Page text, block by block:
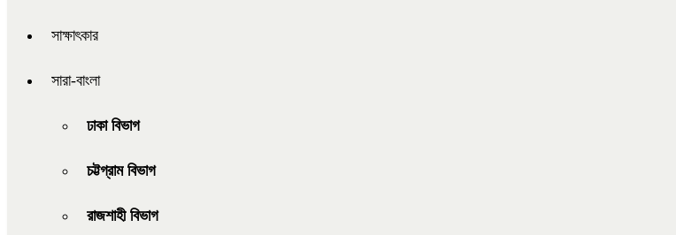
সাক্ষাৎকার
সারা-বাংলা
ঢাকা বিভাগ
চট্টগ্রাম বিভাগ
রাজশাহী বিভাগ